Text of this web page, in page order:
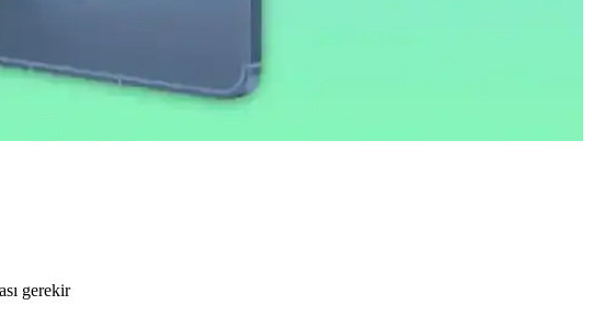
odaklanıyor. Bu strateji cihazın potansiyelini artırmayı hedefliyor.
gerekir